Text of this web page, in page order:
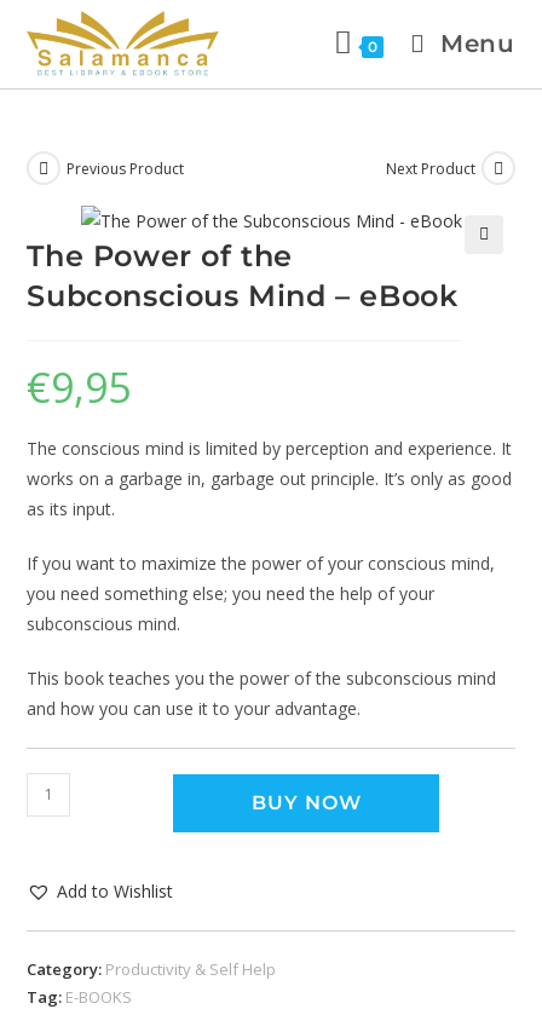
0 Menu
Previous Product Next Product
The Power of the
Subconscious Mind – eBook
€9,95
The conscious mind is limited by perception and experience. It
works on a garbage in, garbage out principle. It’s only as good
as its input.
If you want to maximize the power of your conscious mind,
you need something else; you need the help of your
subconscious mind.
This book teaches you the power of the subconscious mind
and how you can use it to your advantage.
BUY NOW
Add to Wishlist
Category: Productivity & Self Help
Tag: E-BOOKS